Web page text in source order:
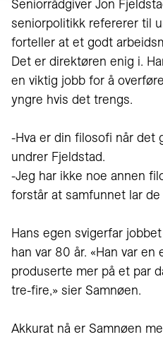
Seniorrådgiver Jon
seniorpolitikk refererer til
forteller at et godt
Det er direktøren enig i.
en viktig jobb for å
yngre hvis det trengs.
-Hva er din filosofi når det
undrer Fjeldstad.
-Jeg har ikke noe annen
forstår at samfunnet lar de
Hans egen svigerfar
han var 80 år. «Han var
produserte mer på et par
tre-fire,» sier Samnøen.
Akkurat nå er Samnøen